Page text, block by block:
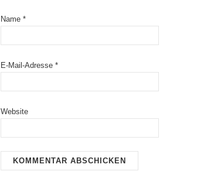
Name *
E-Mail-Adresse *
Website